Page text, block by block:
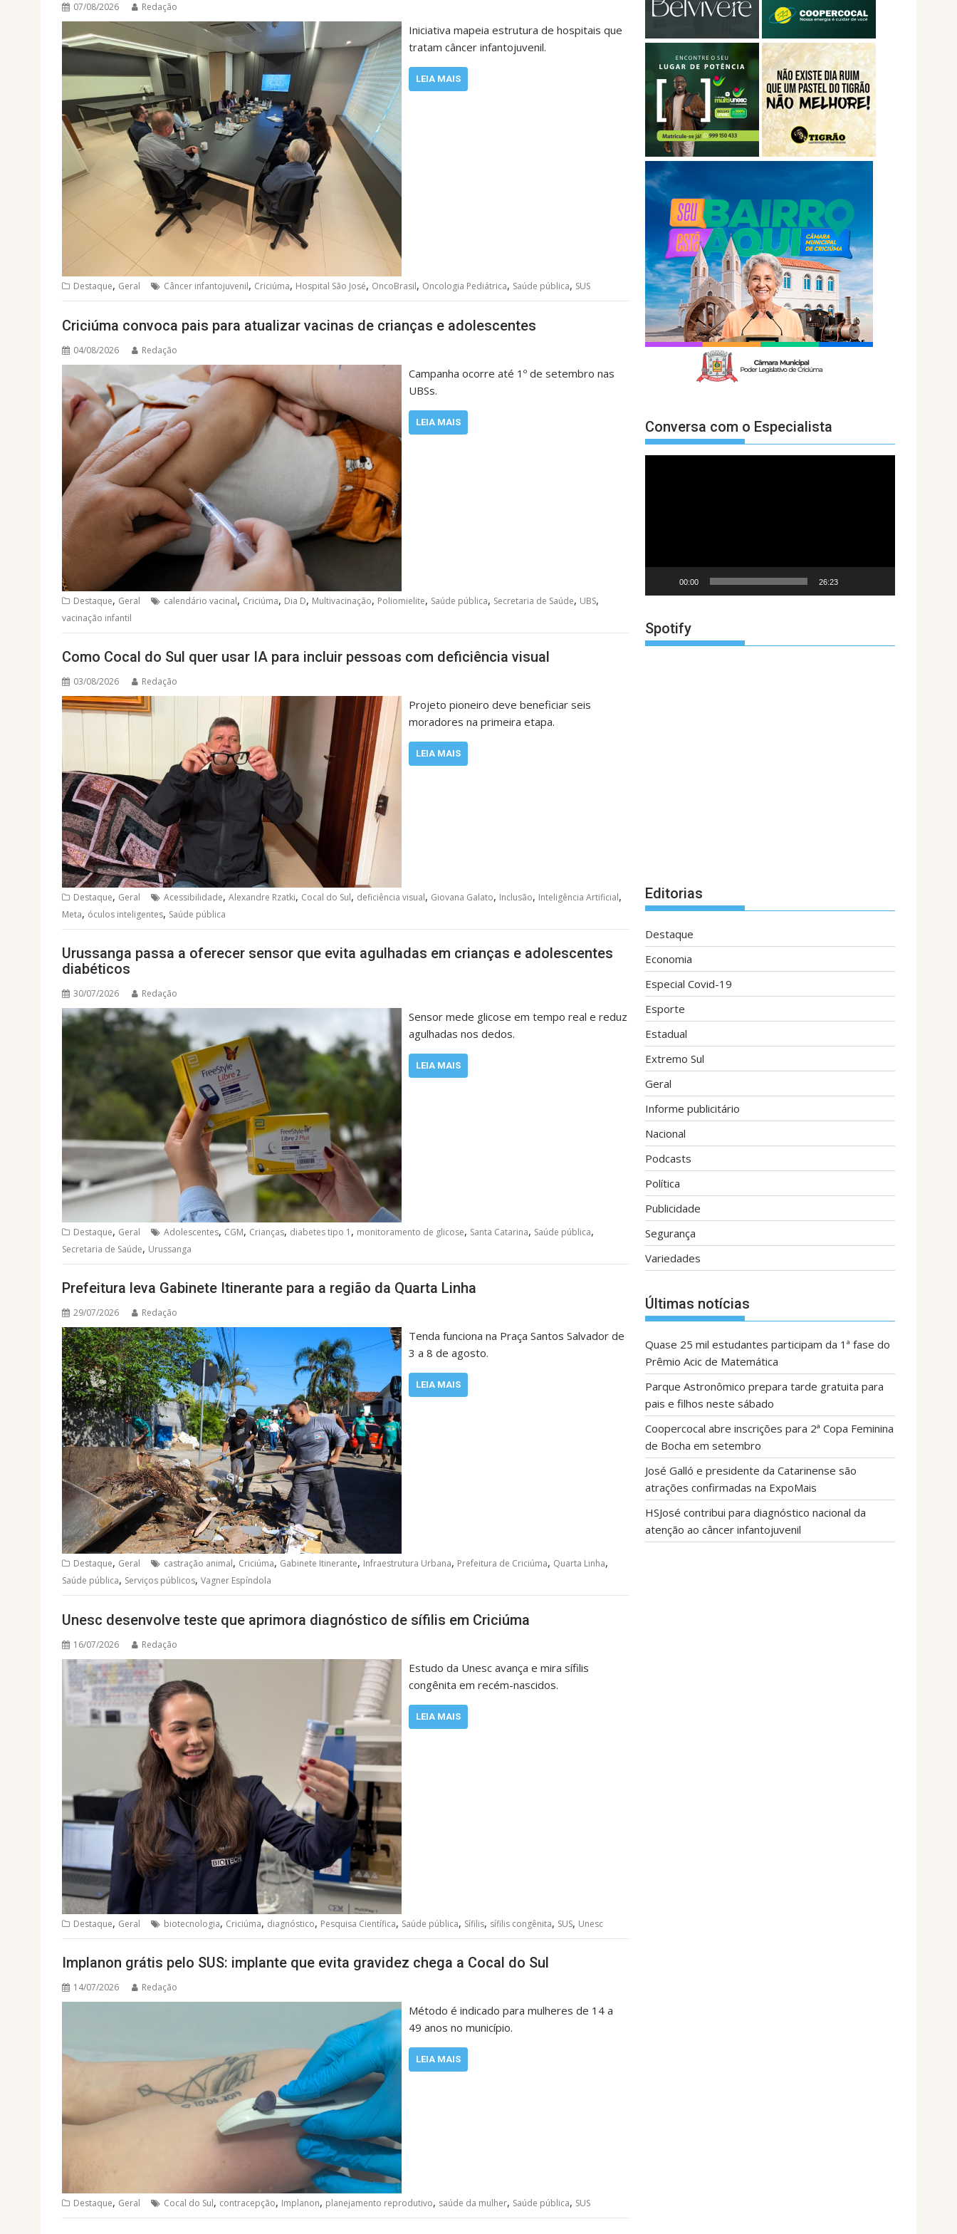
07/08/2026 Redação
Iniciativa mapeia estrutura de hospitais que
tratam câncer infantojuvenil.
LEIA MAIS
Destaque, Geral Câncer infantojuvenil, Criciúma, Hospital São José, OncoBrasil, Oncologia Pediátrica, Saúde pública, SUS
Criciúma convoca pais para atualizar vacinas de crianças e adolescentes
04/08/2026 Redação
Campanha ocorre até 1º de setembro nas
UBSs.
LEIA MAIS
Destaque, Geral calendário vacinal, Criciúma, Dia D, Multivacinação, Poliomielite, Saúde pública, Secretaria de Saúde, UBS,
vacinação infantil
Como Cocal do Sul quer usar IA para incluir pessoas com deficiência visual
03/08/2026 Redação
Projeto pioneiro deve beneficiar seis
moradores na primeira etapa.
LEIA MAIS
Destaque, Geral Acessibilidade, Alexandre Rzatki, Cocal do Sul, deficiência visual, Giovana Galato, Inclusão, Inteligência Artificial,
Meta, óculos inteligentes, Saúde pública
Urussanga passa a oferecer sensor que evita agulhadas em crianças e adolescentes
diabéticos
30/07/2026 Redação
Sensor mede glicose em tempo real e reduz
agulhadas nos dedos.
LEIA MAIS
Destaque, Geral Adolescentes, CGM, Crianças, diabetes tipo 1 , monitoramento de glicose, Santa Catarina, Saúde pública,
Secretaria de Saúde, Urussanga
Prefeitura leva Gabinete Itinerante para a região da Quarta Linha
29/07/2026 Redação
Tenda funciona na Praça Santos Salvador de
3 a 8 de agosto.
LEIA MAIS
Destaque, Geral castração animal, Criciúma, Gabinete Itinerante, Infraestrutura Urbana, Prefeitura de Criciúma, Quarta Linha,
Saúde pública, Serviços públicos, Vagner Espíndola
Unesc desenvolve teste que aprimora diagnóstico de sífilis em Criciúma
16/07/2026 Redação
Estudo da Unesc avança e mira sífilis
congênita em recém-nascidos.
LEIA MAIS
Destaque, Geral biotecnologia, Criciúma, diagnóstico, Pesquisa Científica, Saúde pública, Sífilis, sífilis congênita, SUS, Unesc
Implanon grátis pelo SUS: implante que evita gravidez chega a Cocal do Sul
14/07/2026 Redação
Método é indicado para mulheres de 14 a
49 anos no município.
LEIA MAIS
Destaque, Geral Cocal do Sul, contracepção, Implanon, planejamento reprodutivo, saúde da mulher, Saúde pública, SUS
Conversa com o Especialista
00:00 26:23
Spotify
Editorias
Destaque
Economia
Especial Covid-19
Esporte
Estadual
Extremo Sul
Geral
Informe publicitário
Nacional
Podcasts
Política
Publicidade
Segurança
Variedades
Últimas notícias
Quase 25 mil estudantes participam da 1ª fase do
Prêmio Acic de Matemática
Parque Astronômico prepara tarde gratuita para
pais e filhos neste sábado
Coopercocal abre inscrições para 2ª Copa Feminina
de Bocha em setembro
José Galló e presidente da Catarinense são
atrações confirmadas na ExpoMais
HSJosé contribui para diagnóstico nacional da
atenção ao câncer infantojuvenil